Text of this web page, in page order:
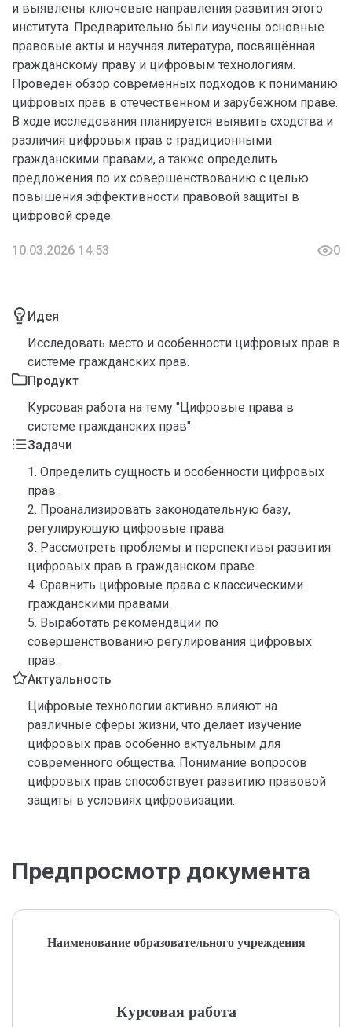
и выявлены ключевые направления развития этого
института. Предварительно были изучены основные
правовые акты и научная литература, посвящённая
гражданскому праву и цифровым технологиям.
Проведен обзор современных подходов к пониманию
цифровых прав в отечественном и зарубежном праве.
В ходе исследования планируется выявить сходства и
различия цифровых прав с традиционными
гражданскими правами, а также определить
предложения по их совершенствованию с целью
повышения эффективности правовой защиты в
цифровой среде.
10.03.2026 14:53 0
Идея
Исследовать место и особенности цифровых прав в
системе гражданских прав.
Продукт
Курсовая работа на тему "Цифровые права в
системе гражданских прав"
Задачи
1. Определить сущность и особенности цифровых
прав.
2. Проанализировать законодательную базу,
регулирующую цифровые права.
3. Рассмотреть проблемы и перспективы развития
цифровых прав в гражданском праве.
4. Сравнить цифровые права с классическими
гражданскими правами.
5. Выработать рекомендации по
совершенствованию регулирования цифровых
прав.
Актуальность
Цифровые технологии активно влияют на
различные сферы жизни, что делает изучение
цифровых прав особенно актуальным для
современного общества. Понимание вопросов
цифровых прав способствует развитию правовой
защиты в условиях цифровизации.
Предпросмотр документа
Наименование образовательного учреждения
Курсовая работа